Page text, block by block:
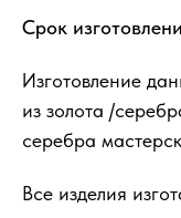
Срок
Изготовление
из золота /
серебра
Все изделия